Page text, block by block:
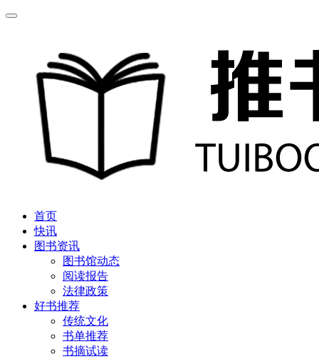
首页
快讯
图书资讯
图书馆动态
阅读报告
法律政策
好书推荐
传统文化
书单推荐
书摘试读